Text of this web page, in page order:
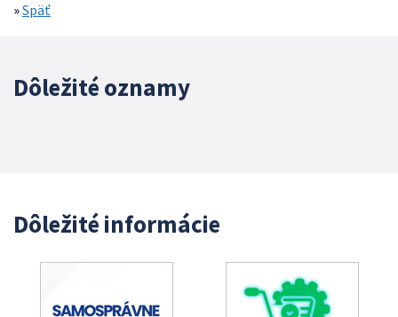
»Späť
Dôležité oznamy
Dôležité informácie